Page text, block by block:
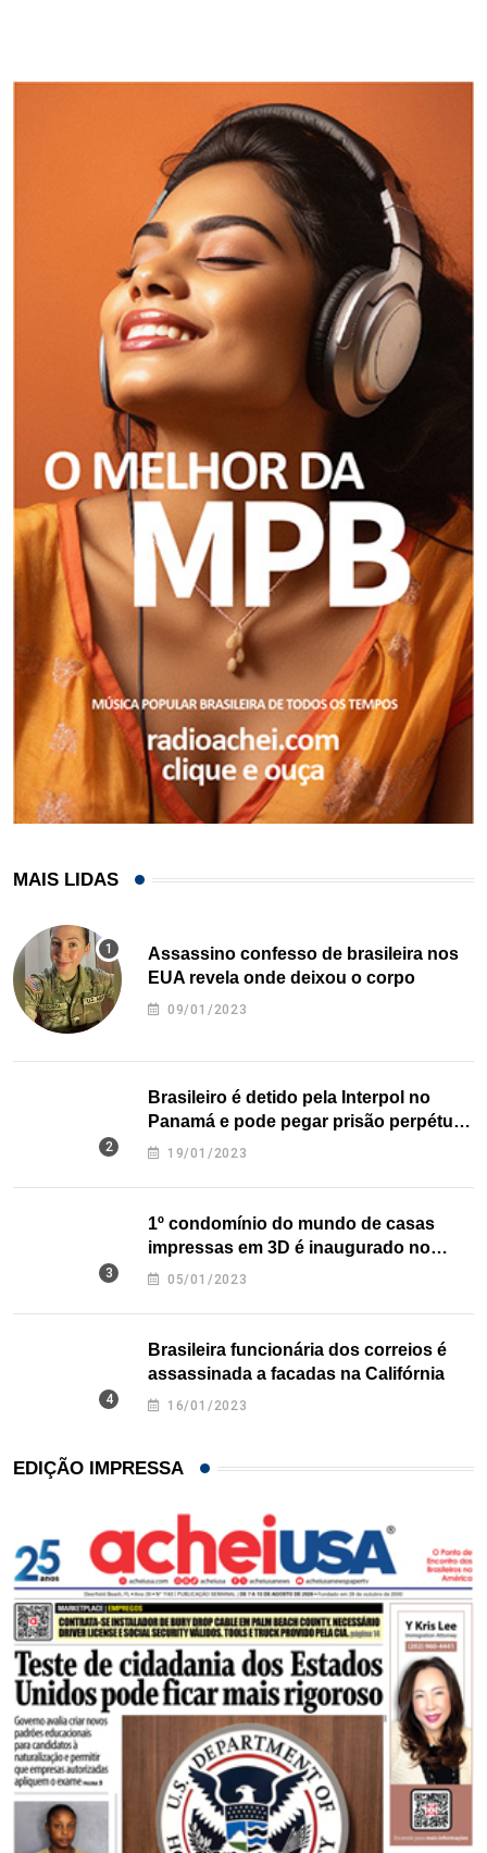
MAIS LIDAS
Assassino confesso de brasileira nos
EUA revela onde deixou o corpo
09/01/2023
Brasileiro é detido pela Interpol no
Panamá e pode pegar prisão perpétua
nos EUA
19/01/2023
1º condomínio do mundo de casas
impressas em 3D é inaugurado no
Texas
05/01/2023
Brasileira funcionária dos correios é
assassinada a facadas na Califórnia
16/01/2023
EDIÇÃO IMPRESSA